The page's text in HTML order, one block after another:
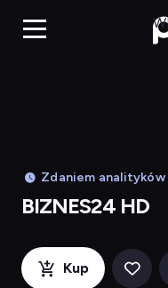
Zdaniem analityków
BIZNES24 HD
Kup